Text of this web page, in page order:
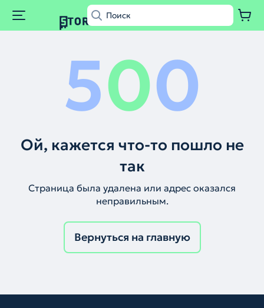
500
Ой, кажется что-то пошло не
так
Страница была удалена или адрес оказался
неправильным.
Вернуться на главную